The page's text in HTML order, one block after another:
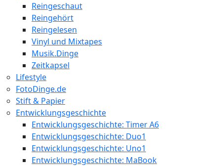
Reingeschaut
Reingehört
Reingelesen
Vinyl und Mixtapes
Musik.Dinge
Zeitkapsel
Lifestyle
FotoDinge.de
Stift & Papier
Entwicklungsgeschichte
Entwicklungsgeschichte: Timer A6
Entwicklungsgeschichte: Duo1
Entwicklungsgeschichte: Uno1
Entwicklungsgeschichte: MaBook